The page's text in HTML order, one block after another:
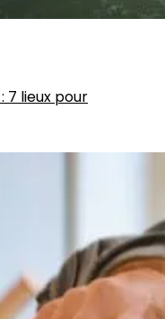
: 7 lieux pour